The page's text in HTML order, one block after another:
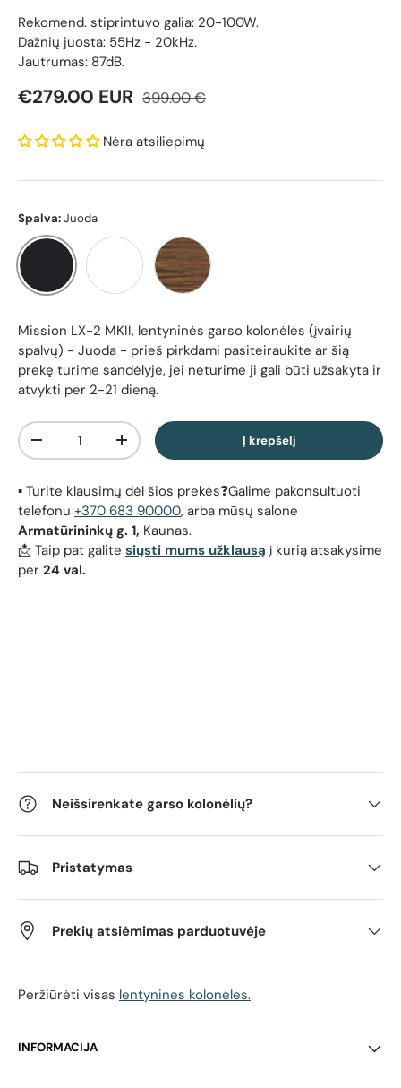
Rekomend. stiprintuvo galia: 20-100W.
Dažnių juosta: 55Hz - 20kHz.
Jautrumas: 87dB.
Pardavimo kaina
€279.00 EUR Reguliari kaina
399.00 €
Nėra atsiliepimų
Spalva:Juoda
Juoda Balta Riešutas
Mission LX-2 MKII, lentyninės garso kolonėlės (įvairių
spalvų) - Juoda - prieš pirkdami pasiteiraukite ar šią
prekę turime sandėlyje, jei neturime ji gali būti užsakyta ir
atvykti per 2-21 dieną.
Kiekis
Sumažinti kiekįPadidinti kiekį Į krepšelį
▪️ Turite klausimų dėl šios prekės❓Galime pakonsultuoti
telefonu +370 683 90000, arba mūsų salone
Armatūrininkų g. 1, Kaunas.
📩 Taip pat galite siųsti mums užklausą į kurią atsakysime
per 24 val.
Neišsirenkate garso kolonėlių?
Pristatymas
Prekių atsiėmimas parduotuvėje
Peržiūrėti visas lentynines kolonėles.
INFORMACIJA